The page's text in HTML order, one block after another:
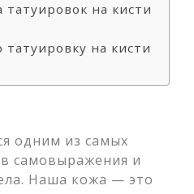
на кисти
на кисти
одним из самых
самовыражения и
Наша кожа — это